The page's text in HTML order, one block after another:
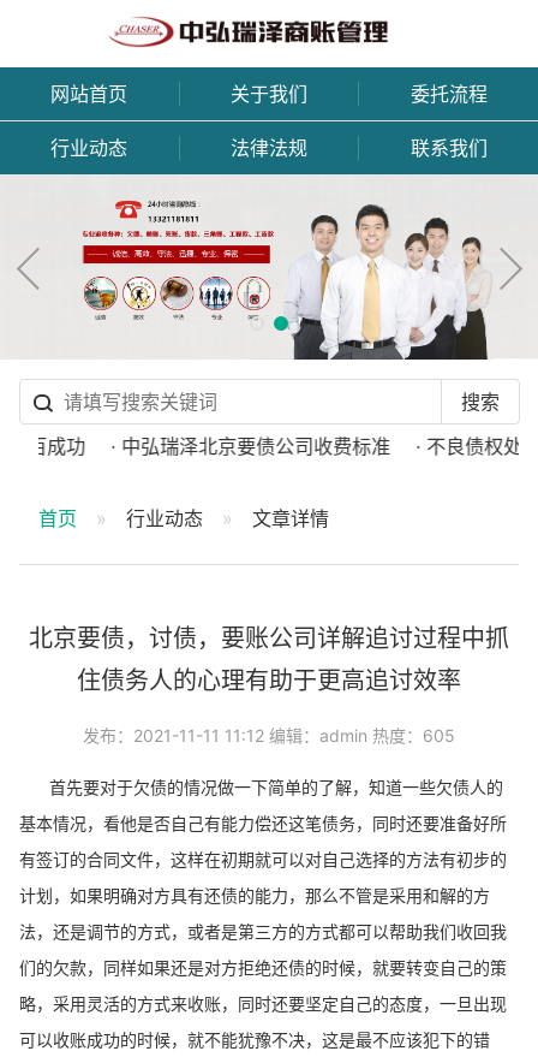
网站首页 关于我们 委托流程
行业动态 法律法规 联系我们
百成功 · 中弘瑞泽北京要债公司收费标准 · 不良债权处理
首页 行业动态 文章详情
北京要债，讨债，要账公司详解追讨过程中抓
住债务人的心理有助于更高追讨效率
发布：2021-11-11 11:12 编辑：admin 热度：605
首先要对于欠债的情况做一下简单的了解，知道一些欠债人的
基本情况，看他是否自己有能力偿还这笔债务，同时还要准备好所
有签订的合同文件，这样在初期就可以对自己选择的方法有初步的
计划，如果明确对方具有还债的能力，那么不管是采用和解的方
法，还是调节的方式，或者是第三方的方式都可以帮助我们收回我
们的欠款，同样如果还是对方拒绝还债的时候，就要转变自己的策
略，采用灵活的方式来收账，同时还要坚定自己的态度，一旦出现
可以收账成功的时候，就不能犹豫不决，这是最不应该犯下的错